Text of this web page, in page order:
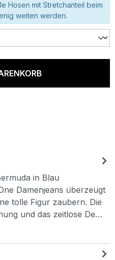
Hosen mit Stretchanteil beim
weiten werden.
in Blau
Damenjeans überzeugt
tolle Figur zaubern. Die
und das zeitlose De…